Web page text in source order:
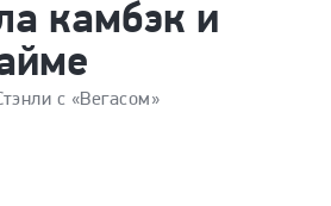
камбэк и
с «Вегасом»